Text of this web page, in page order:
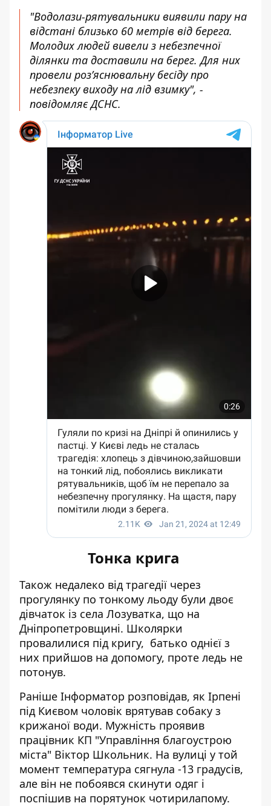
"Водолази-рятувальники виявили пару на
відстані близько 60 метрів від берега.
Молодих людей вивели з небезпечної
ділянки та доставили на берег. Для них
провели роз’яснювальну бесіду про
небезпеку виходу на лід взимку", -
повідомляє ДСНС.
Тонка крига
Також недалеко від трагедії через
прогулянку по тонкому льоду були двоє
дівчаток із села Лозуватка, що на
Дніпропетровщині. Школярки
провалилися під кригу, батько однієї з
них прийшов на допомогу, проте ледь не
потонув.
Раніше Інформатор розповідав, як Ірпені
під Києвом чоловік врятував собаку з
крижаної води. Мужність проявив
працівник КП "Управління благоустрою
міста" Віктор Школьник. На вулиці у той
момент температура сягнула -13 градусів,
але він не побоявся скинути одяг і
поспішив на порятунок чотирилапому.